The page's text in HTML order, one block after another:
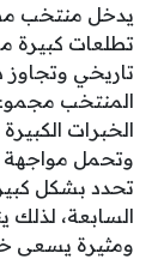
يدخل منتخب
تطلعات كبيرة
تاريخي
المنتخب
الخبرات
وتحمل مواجهة
تحدد بشكل
السابعة، لذلك
ومثيرة يسعى